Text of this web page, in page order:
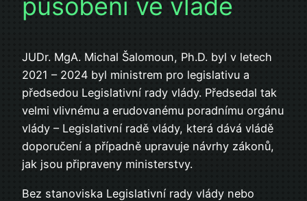
působení ve vládě
JUDr. MgA. Michal Šalomoun, Ph.D. byl v letech
2021 – 2024 byl ministrem pro legislativu a
předsedou Legislativní rady vlády. Předsedal tak
velmi vlivnému a erudovanému poradnímu orgánu
vlády – Legislativní radě vlády, která dává vládě
doporučení a případně upravuje návrhy zákonů,
jak jsou připraveny ministerstvy.
Bez stanoviska Legislativní rady vlády nebo